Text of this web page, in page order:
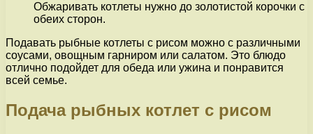
Обжаривать котлеты нужно до золотистой корочки с
обеих сторон.
Подавать рыбные котлеты с рисом можно с различными
соусами, овощным гарниром или салатом. Это блюдо
отлично подойдет для обеда или ужина и понравится
всей семье.
Подача рыбных котлет с рисом